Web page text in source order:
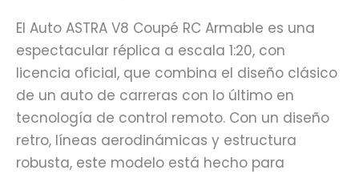
El Auto ASTRA V8 Coupé RC Armable es una
espectacular réplica a escala 1:20, con
licencia oficial, que combina el diseño clásico
de un auto de carreras con lo último en
tecnología de control remoto. Con un diseño
retro, líneas aerodinámicas y estructura
robusta, este modelo está hecho para